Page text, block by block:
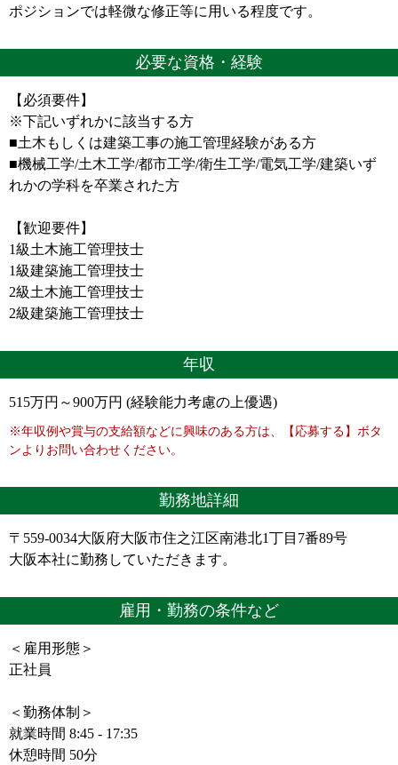
ポジションでは軽微な修正等に用いる程度です。
必要な資格・経験
【必須要件】
※下記いずれかに該当する方
■土木もしくは建築工事の施工管理経験がある方
■機械工学/土木工学/都市工学/衛生工学/電気工学/建築いず
れかの学科を卒業された方
【歓迎要件】
1級土木施工管理技士
1級建築施工管理技士
2級土木施工管理技士
2級建築施工管理技士
年収
515万円～900万円 (経験能力考慮の上優遇)
※年収例や賞与の支給額などに興味のある方は、【応募する】ボタ
ンよりお問い合わせください。
勤務地詳細
〒559-0034大阪府大阪市住之江区南港北1丁目7番89号
大阪本社に勤務していただきます。
雇用・勤務の条件など
＜雇用形態＞
正社員
＜勤務体制＞
就業時間 8:45 - 17:35
休憩時間 50分